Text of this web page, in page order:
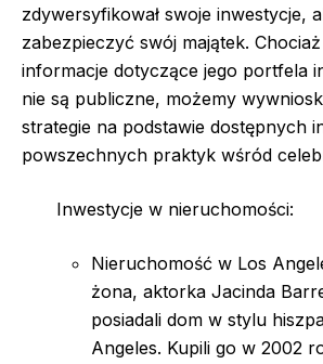
zdywersyfikował swoje inwestycje,
zabezpieczyć swój majątek.
informacje dotyczące jego portfela
nie są publiczne, możemy
strategie na podstawie dostępnych
powszechnych praktyk wśród
Inwestycje w nieruchomości:
Nieruchomość w Los
żona, aktorka Jacinda
posiadali dom w stylu
Angeles. Kupili go w 2002